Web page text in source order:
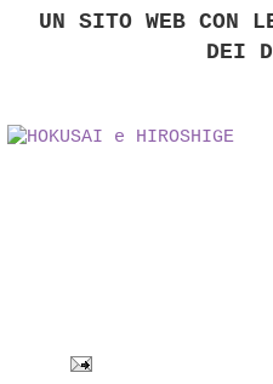
UN SITO WEB CON
DEI